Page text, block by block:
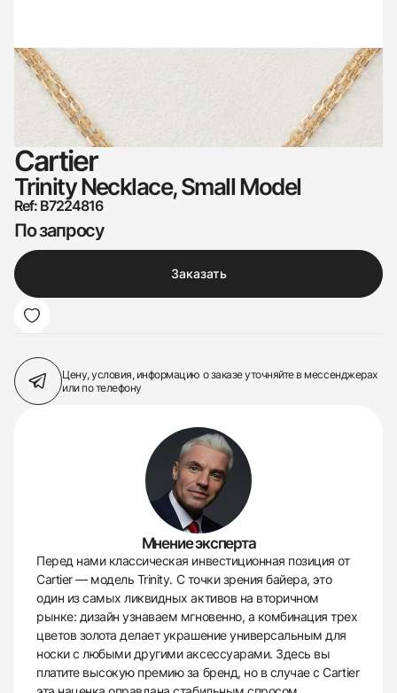
Cartier
Trinity Necklace, Small Model
Ref: B7224816
По запросу
Заказать
Цену, условия, информацию о заказеуточняйте в мессенджерах
или по телефону
Мнение эксперта
Перед нами классическая инвестиционная позиция от
Cartier — модель Trinity. С точки зрения байера, это
один из самых ликвидных активов на вторичном
рынке: дизайн узнаваем мгновенно, а комбинация трех
цветов золота делает украшение универсальным для
носки с любыми другими аксессуарами. Здесь вы
платите высокую премию за бренд, но в случае с Cartier